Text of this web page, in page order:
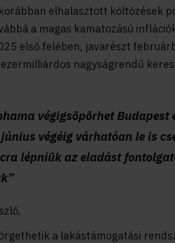
elhalasztott költözések
a magas kamatozású
első felében, javarészt
nagyságrendű
végigsöpörhet Budapest
végéig várhatóan le is
lépniük az eladást
a lakástámogatási